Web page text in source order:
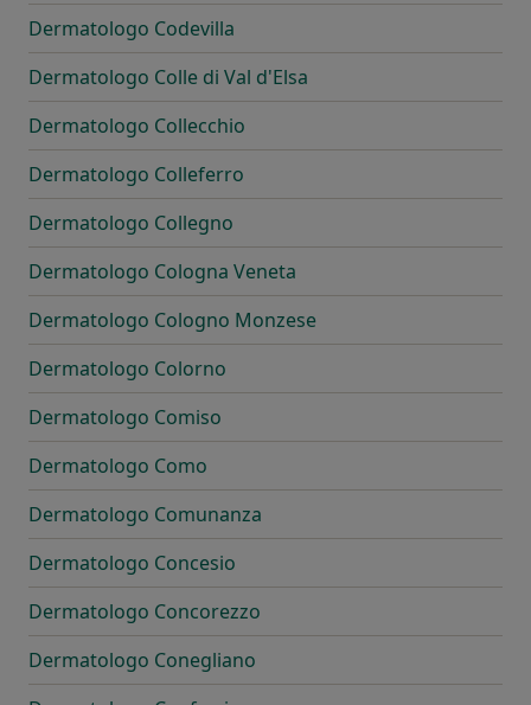
Dermatologo Codevilla
Dermatologo Colle di Val d'Elsa
Dermatologo Collecchio
Dermatologo Colleferro
Dermatologo Collegno
Dermatologo Cologna Veneta
Dermatologo Cologno Monzese
Dermatologo Colorno
Dermatologo Comiso
Dermatologo Como
Dermatologo Comunanza
Dermatologo Concesio
Dermatologo Concorezzo
Dermatologo Conegliano